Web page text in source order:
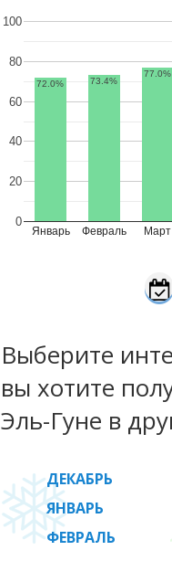
Январь Февраль Март
0
20
40
60
80
100
72.0% 73.4%
77.0%
Выберите
вы хотите
Эль-Гуне в
ДЕКАБРЬ
ЯНВАРЬ
ФЕВРАЛЬ